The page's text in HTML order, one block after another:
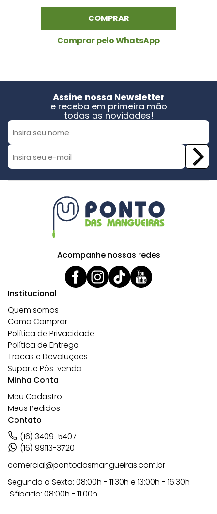
COMPRAR
Comprar pelo WhatsApp
Assine nossa Newsletter
e receba em primeira mão
todas as novidades!
Acompanhe nossas redes
Institucional
Quem somos
Como Comprar
Política de Privacidade
Política de Entrega
Trocas e Devoluções
Suporte Pós-venda
Minha Conta
Meu Cadastro
Meus Pedidos
Contato
(16) 3409-5407
(16) 99113-3720
comercial@pontodasmangueiras.com.br
Segunda a Sexta: 08:00h - 11:30h e 13:00h - 16:30h
Sábado: 08:00h - 11:00h